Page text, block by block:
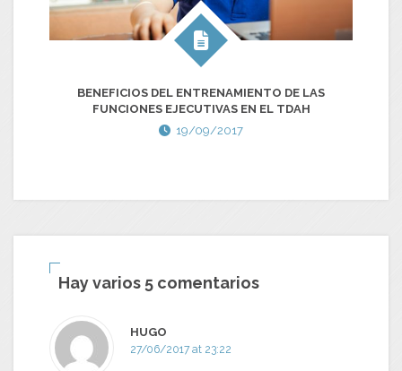
BENEFICIOS DEL ENTRENAMIENTO DE LAS
FUNCIONES EJECUTIVAS EN EL TDAH
19/09/2017
Hay varios 5 comentarios
HUGO
27/06/2017 at 23:22